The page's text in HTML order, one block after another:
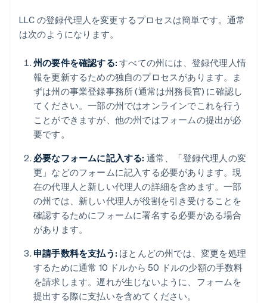
LLC の登録代理人を変更するプロセスは簡単です。通常
は次のようになります。
州の要件を確認する: すべての州には、登録代理人情
報を更新するための独自のプロセスがあります。ま
ずは州の事業登録事務所 (通常は州務長官) に確認し
てください。一部の州ではオンラインでこれを行う
ことができますが、他の州ではフォームの提出が必
要です。
必要なフォームに記入する: 通常、「登録代理人の変
更」などのフォームに記入する必要があります。現
在の代理人と新しい代理人の詳細を含めます。一部
の州では、新しい代理人が役割を引き受けることを
確認するためにフォームに署名する必要がある場合
があります。
申請手数料を支払う: ほとんどの州では、変更を処理
するために通常 10 ドルから 50 ドルの少額の手数料
を請求します。遅れが生じないように、フォームを
提出する際に支払いを含めてください。